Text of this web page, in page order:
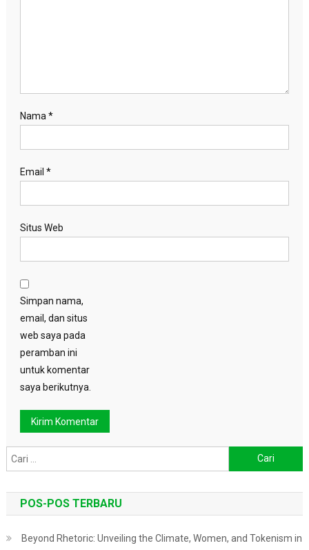
Nama *
Email *
Situs Web
Simpan nama,
email, dan situs
web saya pada
peramban ini
untuk komentar
saya berikutnya.
untuk:
POS-POS TERBARU
Beyond Rhetoric: Unveiling the Climate, Women, and Tokenism in